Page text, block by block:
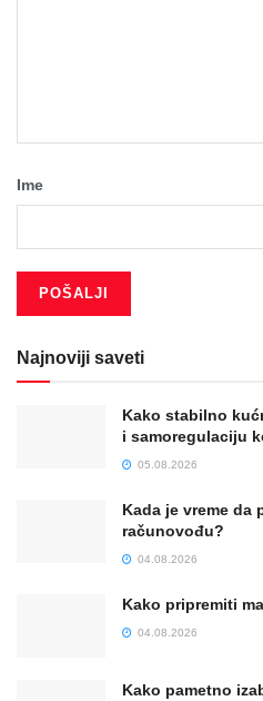
Ime
Najnoviji saveti
Kako stabilno
i samoregulaciju
05.08.2026
Kada je vreme da
računovođu?
04.08.2026
Kako pripremiti
04.08.2026
Kako pametno